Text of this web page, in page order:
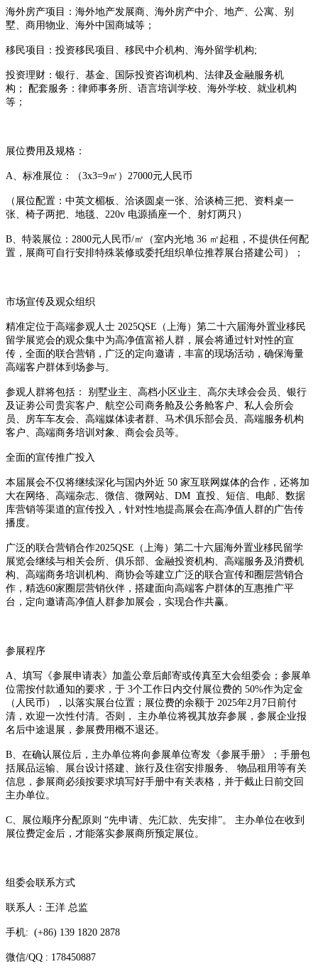
海外房产项目：海外地产发展商、海外房产中介、地产、公寓、别
墅、商用物业、海外中国商城等；
移民项目：投资移民项目、移民中介机构、海外留学机构;
投资理财：银行、基金、国际投资咨询机构、法律及金融服务机
构； 配套服务：律师事务所、语言培训学校、海外学校、就业机构
等；
展位费用及规格：
A、标准展位：（3x3=9㎡）27000元人民币
（展位配置：中英文楣板、洽谈圆桌一张、洽谈椅三把、资料桌一
张、椅子两把、地毯、220v 电源插座一个、射灯两只）
B、特装展位：2800元人民币/㎡（室内光地 36 ㎡起租，不提供任何配
置，展商可自行安排特殊装修或委托组织单位推荐展台搭建公司）；
市场宣传及观众组织
精准定位于高端参观人士 2025QSE（上海）第二十六届海外置业移民
留学展览会的观众集中为高净值富裕人群，展会将通过针对性的宣
传，全面的联合营销，广泛的定向邀请，丰富的现场活动，确保海量
高端客户群体到场参与。
参观人群将包括： 别墅业主、高档小区业主、高尔夫球会会员、银行
及证劵公司贵宾客户、航空公司商务舱及公务舱客户、私人会所会
员、房车车友会、高端媒体读者群、马术俱乐部会员、高端服务机构
客户、高端商务培训对象、商会会员等。
全面的宣传推广投入
本届展会不仅将继续深化与国内外近 50 家互联网媒体的合作，还将加
大在网络、高端杂志、微信、微网站、DM 直投、短信、电邮、数据
库营销等渠道的宣传投入，针对性地提高展会在高净值人群的广告传
播度。
广泛的联合营销合作2025QSE（上海）第二十六届海外置业移民留学
展览会继续与相关会所、俱乐部、金融投资机构、高端服务及消费机
构、高端商务培训机构、商协会等建立广泛的联合宣传和圈层营销合
作，精选60家圈层营销伙伴，搭建面向高端客户群体的互惠推广平
台，定向邀请高净值人群参加展会，实现合作共赢。
参展程序
A、填写《参展申请表》加盖公章后邮寄或传真至大会组委会；参展单
位需按付款通知的要求，于 3个工作日内交付展位费的 50%作为定金
（人民币），以落实展台位置；展位费的余额于 2025年2月7日前付
清，欢迎一次性付清。否则， 主办单位将视其放弃参展，参展企业报
名后中途退展，参展费用概不退还。
B、在确认展位后，主办单位将向参展单位寄发《参展手册》；手册包
括展品运输、展台设计搭建、旅行及住宿安排服务、 物品租用等有关
信息，参展商必须按要求填写好手册中有关表格，并于截止日前交回
主办单位。
C、展位顺序分配原则 “先申请、先汇款、先安排”。 主办单位在收到
展位费定金后，才能落实参展商所预定展位。
组委会联系方式
联系人：王洋 总监
手机: (+86) 139 1820 2878
微信/QQ : 178450887